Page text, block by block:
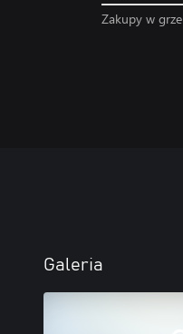
Zakupy w grze
Galeria